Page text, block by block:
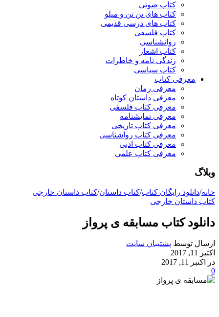
کتاب صوتی
کتاب های تن تن و میلو
کتاب های درسی قدیمی
کتاب فلسفی
روانشناسی
کتاب اشعار
زندگی نامه و خاطرات
کتاب سیاسی
معرفی کتاب
معرفی رمان
معرفی داستان کوتاه
معرفی کتاب فلسفی
معرفی نمایشنامه
معرفی کتاب تاریخی
معرفی کتاب رواشناسی
معرفی کتاب ادبی
معرفی کتاب علمی
وبلاگ
خانه/دانلود رایگان کتاب/کتاب داستان/کتاب داستان خارجی
کتاب داستان خارجی
دانلود کتاب مسابقه ی پرواز
ارسال توسط پشتیبان سایت
اکتبر 11, 2017
در اکتبر 11, 2017
0